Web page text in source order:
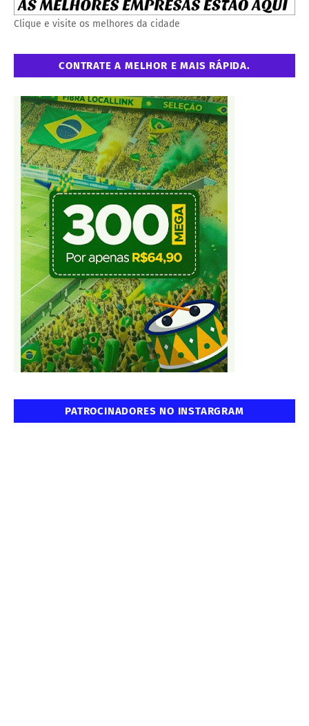
Clique e visite os melhores da cidade
CONTRATE A MELHOR E MAIS RÁPIDA.
PATROCINADORES NO INSTARGRAM